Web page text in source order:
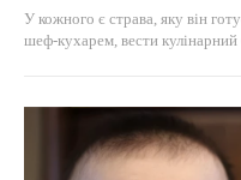
У кожного є страва, яку він
шеф-кухарем, вести кулінарний